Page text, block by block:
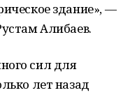
здание», —
Алибаев.
сил для
лет назад